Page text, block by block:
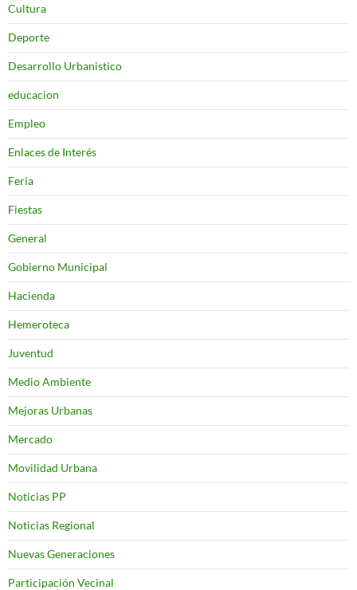
Cultura
Deporte
Desarrollo Urbanistico
educacion
Empleo
Enlaces de Interés
Feria
Fiestas
General
Gobierno Municipal
Hacienda
Hemeroteca
Juventud
Medio Ambiente
Mejoras Urbanas
Mercado
Movilidad Urbana
Noticias PP
Noticias Regional
Nuevas Generaciones
Participación Vecinal